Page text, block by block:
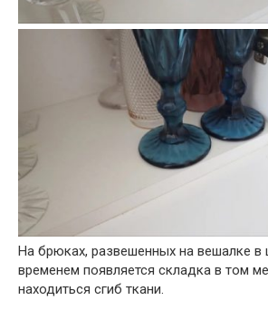
На брюках, развешенных на вешалке в
временем появляется складка в том
находиться сгиб ткани.